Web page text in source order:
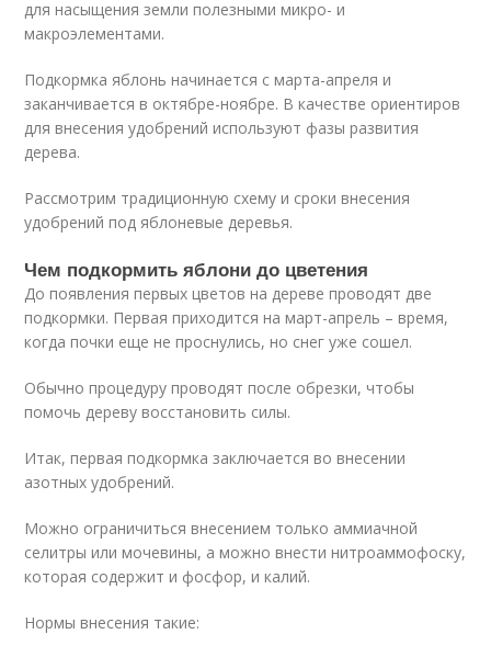
для насыщения земли полезными микро- и
макроэлементами.
Подкормка яблонь начинается с марта-апреля и
заканчивается в октябре-ноябре. В качестве ориентиров
для внесения удобрений используют фазы развития
дерева.
Рассмотрим традиционную схему и сроки внесения
удобрений под яблоневые деревья.
Чем подкормить яблони до цветения
До появления первых цветов на дереве проводят две
подкормки. Первая приходится на март-апрель – время,
когда почки еще не проснулись, но снег уже сошел.
Обычно процедуру проводят после обрезки, чтобы
помочь дереву восстановить силы.
Итак, первая подкормка заключается во внесении
азотных удобрений.
Можно ограничиться внесением только аммиачной
селитры или мочевины, а можно внести нитроаммофоску,
которая содержит и фосфор, и калий.
Нормы внесения такие: